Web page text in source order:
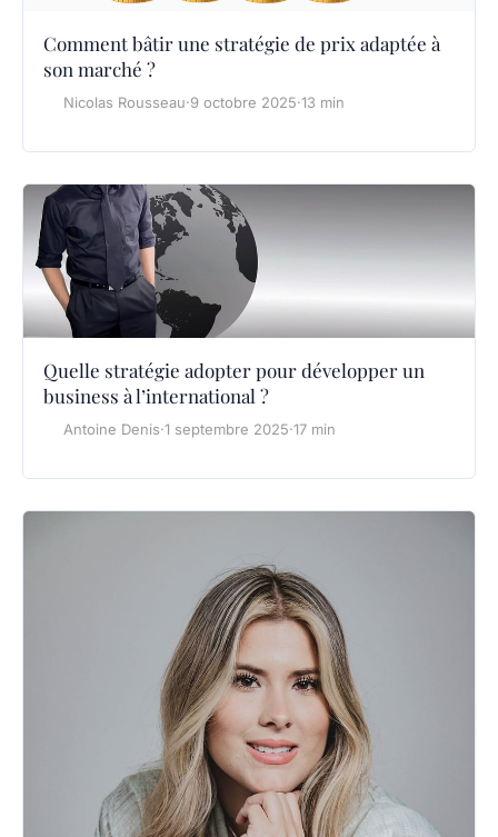
Comment bâtir une stratégie de prix adaptée à
son marché ?
Nicolas Rousseau·9 octobre 2025·13 min
Quelle stratégie adopter pour développer un
business à l’international ?
Antoine Denis·1 septembre 2025·17 min